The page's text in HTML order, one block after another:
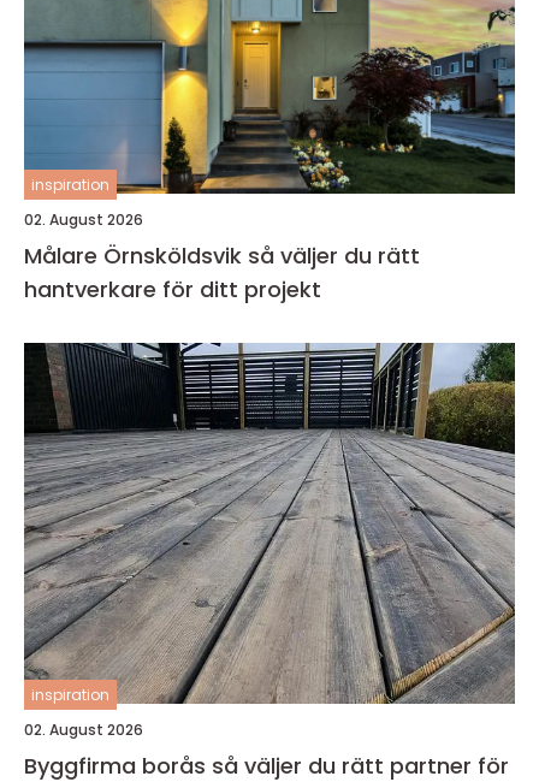
inspiration
02. August 2026
Målare Örnsköldsvik så väljer du rätt
hantverkare för ditt projekt
inspiration
02. August 2026
Byggfirma borås så väljer du rätt partner för